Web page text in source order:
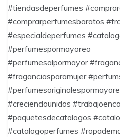
#tiendasdeperfumes
#comprarperfumesbaratos
#especialdeperfumes
#perfumespormayoreo
#perfumesalpormayor
#fraganciasparamujer
#creciendounidos
#paquetesdecatalogos
#catalogoperfumes